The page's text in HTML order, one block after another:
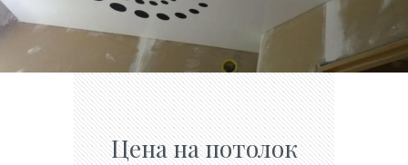
Цена на потолок